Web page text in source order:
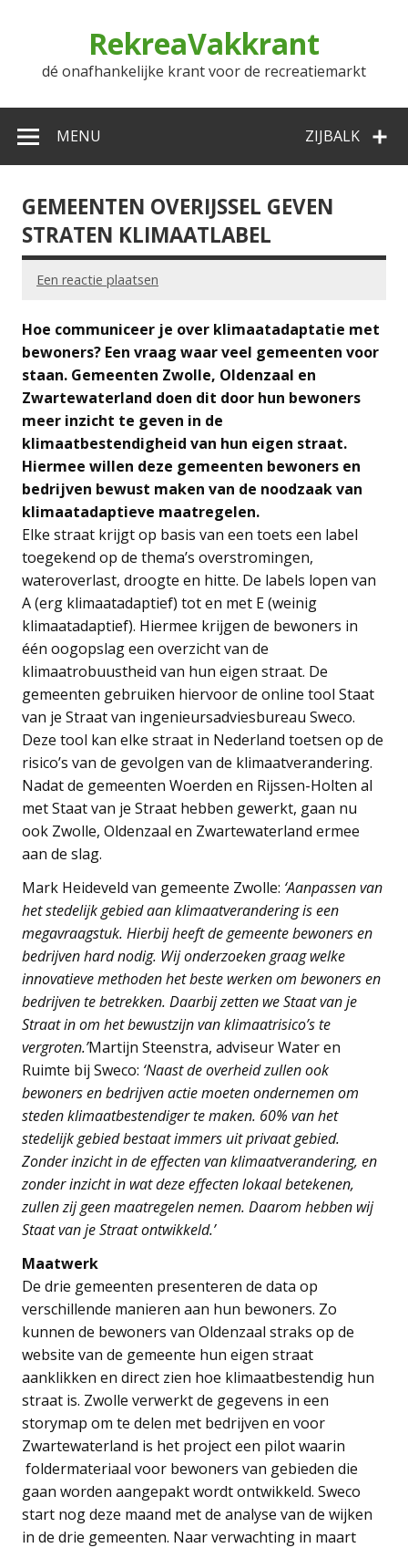
RekreaVakkrant
dé onafhankelijke krant voor de recreatiemarkt
ZIJBALK
MENU
GEMEENTEN OVERIJSSEL GEVEN
STRATEN KLIMAATLABEL
Een reactie plaatsen
Hoe communiceer je over klimaatadaptatie met
bewoners? Een vraag waar veel gemeenten voor
staan. Gemeenten Zwolle, Oldenzaal en
Zwartewaterland doen dit door hun bewoners
meer inzicht te geven in de
klimaatbestendigheid van hun eigen straat.
Hiermee willen deze gemeenten bewoners en
bedrijven bewust maken van de noodzaak van
klimaatadaptieve maatregelen.
Elke straat krijgt op basis van een toets een label
toegekend op de thema’s overstromingen,
wateroverlast, droogte en hitte. De labels lopen van
A (erg klimaatadaptief) tot en met E (weinig
klimaatadaptief). Hiermee krijgen de bewoners in
één oogopslag een overzicht van de
klimaatrobuustheid van hun eigen straat. De
gemeenten gebruiken hiervoor de online tool Staat
van je Straat van ingenieursadviesbureau Sweco.
Deze tool kan elke straat in Nederland toetsen op de
risico’s van de gevolgen van de klimaatverandering.
Nadat de gemeenten Woerden en Rijssen-Holten al
met Staat van je Straat hebben gewerkt, gaan nu
ook Zwolle, Oldenzaal en Zwartewaterland ermee
aan de slag.
Mark Heideveld van gemeente Zwolle: ‘Aanpassen van
het stedelijk gebied aan klimaatverandering is een
megavraagstuk. Hierbij heeft de gemeente bewoners en
bedrijven hard nodig. Wij onderzoeken graag welke
innovatieve methoden het beste werken om bewoners en
bedrijven te betrekken. Daarbij zetten we Staat van je
Straat in om het bewustzijn van klimaatrisico’s te
vergroten.’Martijn Steenstra, adviseur Water en
Ruimte bij Sweco: ‘Naast de overheid zullen ook
bewoners en bedrijven actie moeten ondernemen om
steden klimaatbestendiger te maken. 60% van het
stedelijk gebied bestaat immers uit privaat gebied.
Zonder inzicht in de effecten van klimaatverandering, en
zonder inzicht in wat deze effecten lokaal betekenen,
zullen zij geen maatregelen nemen. Daarom hebben wij
Staat van je Straat ontwikkeld.’
Maatwerk
De drie gemeenten presenteren de data op
verschillende manieren aan hun bewoners. Zo
kunnen de bewoners van Oldenzaal straks op de
website van de gemeente hun eigen straat
aanklikken en direct zien hoe klimaatbestendig hun
straat is. Zwolle verwerkt de gegevens in een
storymap om te delen met bedrijven en voor
Zwartewaterland is het project een pilot waarin
foldermateriaal voor bewoners van gebieden die
gaan worden aangepakt wordt ontwikkeld. Sweco
start nog deze maand met de analyse van de wijken
in de drie gemeenten. Naar verwachting in maart